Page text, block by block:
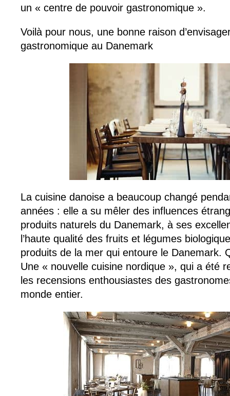
un « centre de pouvoir gastronomique ».
Voilà pour nous, une bonne raison
gastronomique au Danemark
La cuisine danoise a beaucoup changé
années : elle a su mêler des influences
produits naturels du Danemark, à ses
l’haute qualité des fruits et légumes
produits de la mer qui entoure le Danemark.
Une « nouvelle cuisine nordique », qui a été
les recensions enthousiastes des
monde entier.